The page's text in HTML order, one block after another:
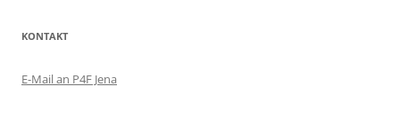
KONTAKT
E-Mail an P4F Jena